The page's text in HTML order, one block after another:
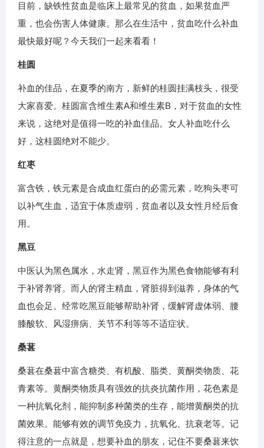
目前，缺铁性贫血是临床上最常见的贫血，如果贫血严
重，也会伤害人体健康。那么在生活中，贫血吃什么补血
最快最好呢？今天我们一起来看看！
桂圆
补血的佳品，在夏季的南方，新鲜的桂圆挂满枝头，很受
大家喜爱。桂圆富含维生素A和维生素B，对于贫血的女性
来说，这绝对是值得一吃的补血佳品。女人补血吃什么
好，这桂圆绝对不能少。
红枣
富含铁，铁元素是合成血红蛋白的必需元素，吃狗头枣可
以补气生血，适宜于体质虚弱，贫血者以及女性月经后食
用。
黑豆
中医认为黑色属水，水走肾，黑豆作为黑色食物能够有利
于补肾养肾。而人的肾主精血，肾脏得到滋养，身体的气
血也会足。经常吃黑豆能够帮助补肾，缓解肾虚体弱、腰
膝酸软、风湿痹病、关节不利等等不适症状。
桑葚
桑葚在桑葚中富含糖类、有机酸、脂类、黄酮类物质、花
青素等。黄酮类物质具有强效的抗炎抗菌作用，花色素是
一种抗氧化剂，能抑制多种菌类的生存，能增黄酮类的抗
菌效果。能够有效的调节免疫力，抗氧化、抗衰老等。记
得注意的一点就是，想要补血的朋友，记住不要桑葚来饮